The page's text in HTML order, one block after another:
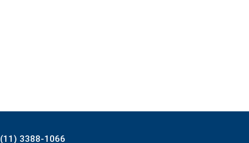
(11) 3388-1066